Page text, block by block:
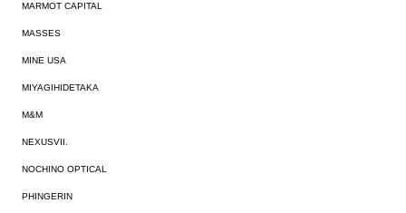
MARMOT CAPITAL
MASSES
MINE USA
MIYAGIHIDETAKA
M&M
NEXUSVII.
NOCHINO OPTICAL
PHINGERIN